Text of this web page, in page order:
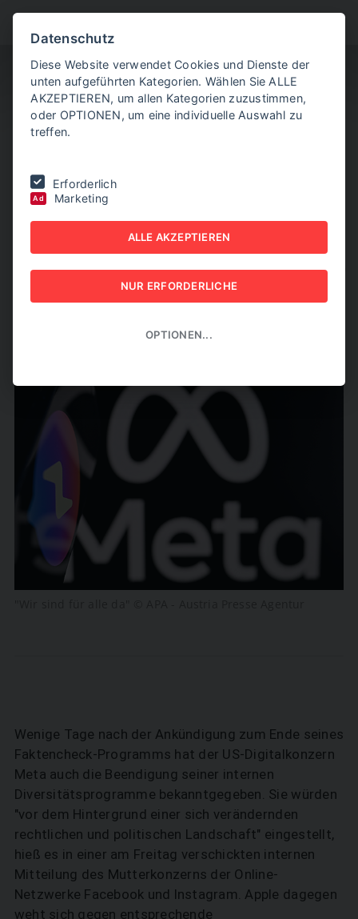
Diversitätsprogramme, Apple nicht
META BEENDET
DIVERSITÄTSPROGRAMME,
APPLE NICHT
Wenige Tage nach der Ankündigung zum Ende seines
Faktencheck-Programms hat der US-Digitalkonzern
Meta auch die Beendigung seiner internen
Diversitätsprogramme bekanntgegeben. Sie würden
"vor dem Hintergrund einer sich verändernden
rechtlichen und politischen Landschaft" eingestellt,
hieß es in einer am Freitag verschickten internen
Mitteilung des Mutterkonzerns der Online-
Netzwerke Facebook und Instagram. Apple dagegen
weht sich gegen entsprechende
Datenschutz
Diese Website verwendet Cookies und Dienste der
unten aufgeführten Kategorien. Wählen Sie ALLE
AKZEPTIEREN, um allen Kategorien zuzustimmen,
oder OPTIONEN, um eine individuelle Auswahl zu
treffen.
Erforderlich
Ad Marketing
ALLE AKZEPTIEREN
NUR ERFORDERLICHE
OPTIONEN...